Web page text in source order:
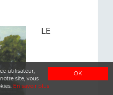
OK
utilisateur,
site, vous
En savoir plus
LE